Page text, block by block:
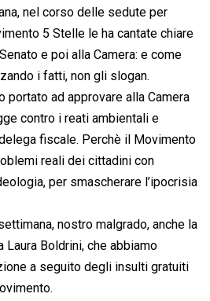
d
s
i
n
k
nel corso delle sedute per
5 Stelle le ha cantate chiare
e poi alla Camera: e come
i fatti, non gli slogan.
portato ad approvare alla Camera
contro i reati ambientali e
fiscale. Perchè il Movimento
reali dei cittadini con
per smascherare l’ipocrisia
nostro malgrado, anche la
Boldrini, che abbiamo
a seguito degli insulti gratuiti